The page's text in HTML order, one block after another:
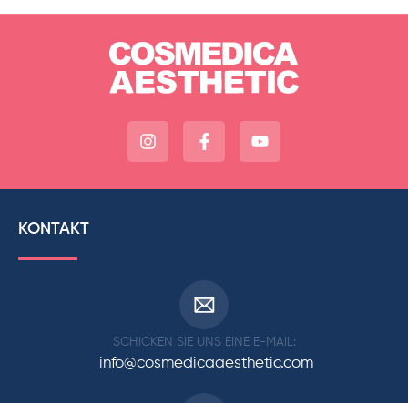
KONTAKT
SCHICKEN SIE UNS EINE E-MAIL:
info@cosmedicaaesthetic.com